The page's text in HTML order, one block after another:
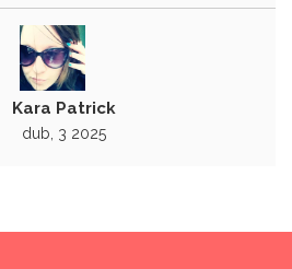
Kara Patrick
dub, 3 2025